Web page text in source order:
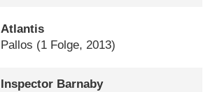
Atlantis
Pallos (1 Folge, 2013)
Inspector Barnaby